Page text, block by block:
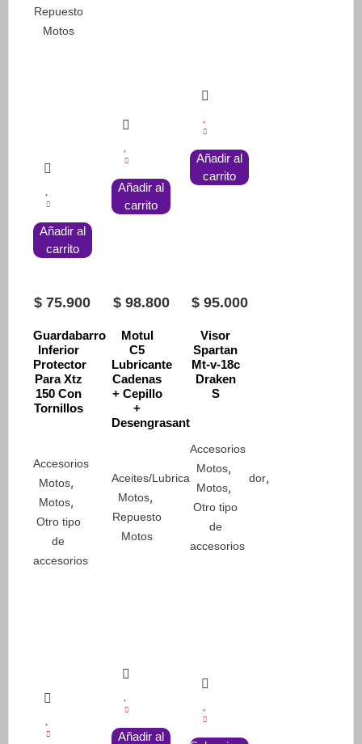
Repuesto
Motos
Añadir al
carrito
Añadir al
carrito
Añadir al
carrito
$ 75.900
Guardabarro
Inferior
Protector
Para Xtz
150 Con
Tornillos
Accesorios
Motos,
Motos,
Otro tipo
de
accesorios
$98.800
Motul
C5
Lubricante
Cadenas
+ Cepillo
+
Desengrasante
Aceites/Lubricantes/Limpiador,
Motos,
Repuesto
Motos
Añadir al
$95.000
Visor
Spartan
Mt-v-18c
Draken
S
Accesorios
Motos,
Motos,
Otro tipo
de
accesorios